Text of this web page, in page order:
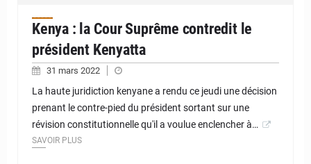
Kenya : la Cour Suprême contredit le
président Kenyatta
31 mars 2022
La haute juridiction kenyane a rendu ce jeudi une décision
prenant le contre-pied du président sortant sur une
révision constitutionnelle qu'il a voulue enclencher à…
SAVOIR PLUS